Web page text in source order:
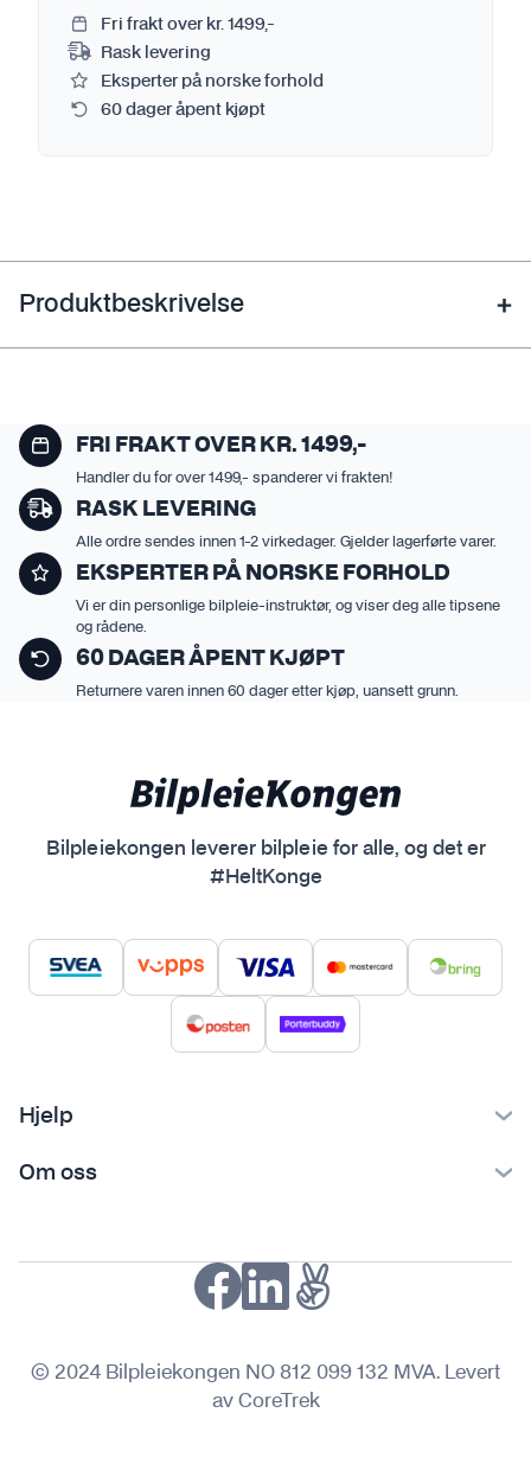
Fri frakt over kr. 1499,-
Rask levering
Eksperter på norske forhold
60 dager åpent kjøpt
Produktbeskrivelse
FRI FRAKT OVER KR. 1499,-
Handler du for over 1499,- spanderer vi frakten!
RASK LEVERING
Alle ordre sendes innen 1-2 virkedager. Gjelder lagerførte varer.
EKSPERTER PÅ NORSKE FORHOLD
Vi er din personlige bilpleie-instruktør, og viser deg alle tipsene
og rådene.
60 DAGER ÅPENT KJØPT
Returnere varen innen 60 dager etter kjøp, uansett grunn.
Bilpleiekongen leverer bilpleie for alle, og det er
#HeltKonge
Hjelp
Ofte stilte spørsmål
Om oss
Personvern
© 2024 Bilpleiekongen NO 812 099 132 MVA. Levert
av CoreTrek